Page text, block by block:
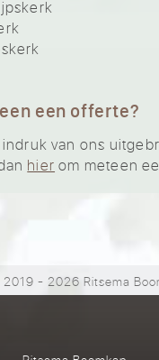
een offerte?
van ons
hier om meteen
- 2026 Ritsema